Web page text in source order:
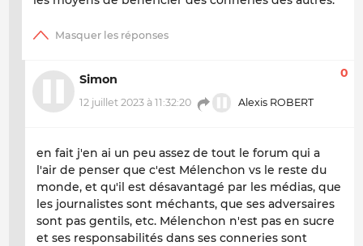
Simon
12 juillet 2023 à 11:32:20 Alexis ROBERT
0
en fait j'en ai un peu assez de tout le forum qui a
l'air de penser que c'est Mélenchon vs le reste du
monde, et qu'il est désavantagé par les médias, que
les journalistes sont méchants, que ses adversaires
sont pas gentils, etc. Mélenchon n'est pas en sucre
et ses responsabilités dans ses conneries sont